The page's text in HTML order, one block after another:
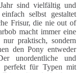
sind vielfältig und
selbst gestaltet
Frisur, die nie out of
macht immer eine
praktisch, sondern
den Pony entweder
unordentliche und
perfekt für Typen mit